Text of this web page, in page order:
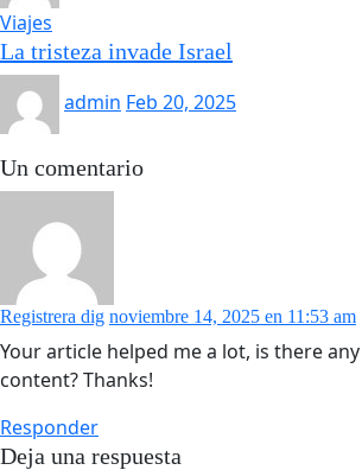
Viajes
La tristeza invade Israel
admin Feb 20, 2025
Un comentario
Registrera dig noviembre 14, 2025 en 11:53 am
Your article helped me a lot, is there
content? Thanks!
Responder
Deja una respuesta